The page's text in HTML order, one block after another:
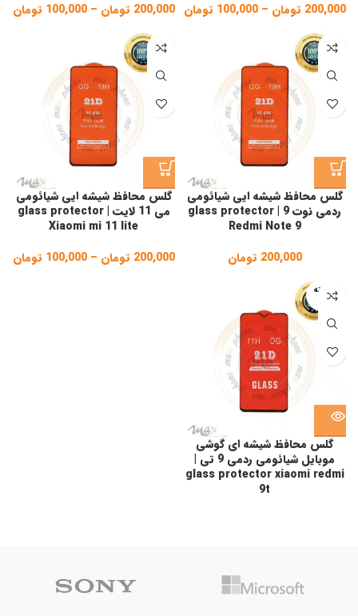
200,000 تومان –
100,000 تومان Price
100,000 تومان
through
200,000 تومان
200,000 تومان –
100,000 تومان
گلس محافظ شیشه ایی شیائومی
ردمی نوت 9 | glass protector
Redmi Note 9
200,000 تومان
گلس محافظ شیشه ایی شیائومی
می 11 لایت | glass protector
Xiaomi mi 11 lite
200,000 تومان –
100,000 تومان
فروخته
شده
گلس محافظ شیشه ای گوشی
موبایل شیائومی ردمی 9 تی |
glass protector xiaomi redmi
9t